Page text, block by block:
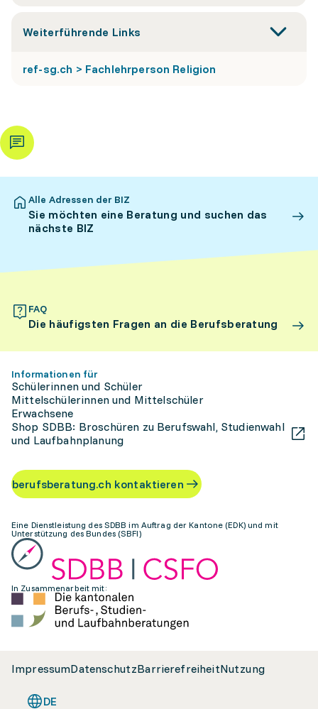
Weiterführende Links
ref-sg.ch > Fachlehrperson Religion
Alle Adressen der BIZ
Sie möchten eine Beratung und suchen das
nächste BIZ
FAQ
Die häufigsten Fragen an die Berufsberatung
Informationen für
Schülerinnen und Schüler
Mittelschülerinnen und Mittelschüler
Erwachsene
Shop SDBB: Broschüren zu Berufswahl, Studienwahl
und Laufbahnplanung
berufsberatung.ch kontaktieren
Eine Dienstleistung des SDBB im Auftrag der Kantone (EDK) und mit
Unterstützung des Bundes (SBFI)
In Zusammenarbeit mit:
ImpressumDatenschutzBarrierefreiheitNutzung
DE